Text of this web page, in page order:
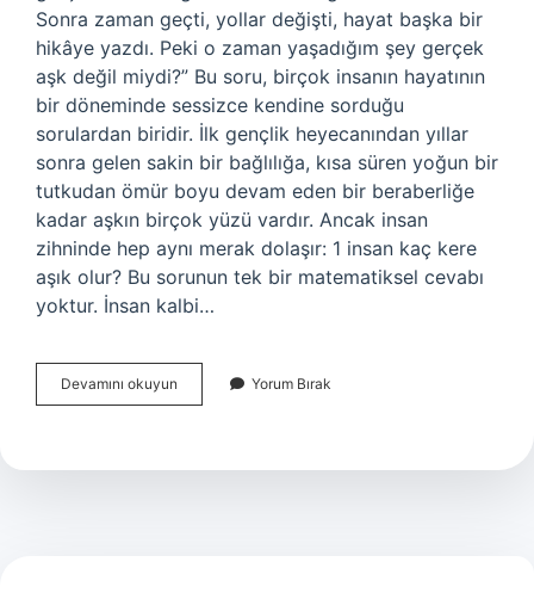
Sonra zaman geçti, yollar değişti, hayat başka bir
hikâye yazdı. Peki o zaman yaşadığım şey gerçek
aşk değil miydi?” Bu soru, birçok insanın hayatının
bir döneminde sessizce kendine sorduğu
sorulardan biridir. İlk gençlik heyecanından yıllar
sonra gelen sakin bir bağlılığa, kısa süren yoğun bir
tutkudan ömür boyu devam eden bir beraberliğe
kadar aşkın birçok yüzü vardır. Ancak insan
zihninde hep aynı merak dolaşır: 1 insan kaç kere
aşık olur? Bu sorunun tek bir matematiksel cevabı
yoktur. İnsan kalbi…
Devamını okuyun
insan
aşık
Yorum Bırak